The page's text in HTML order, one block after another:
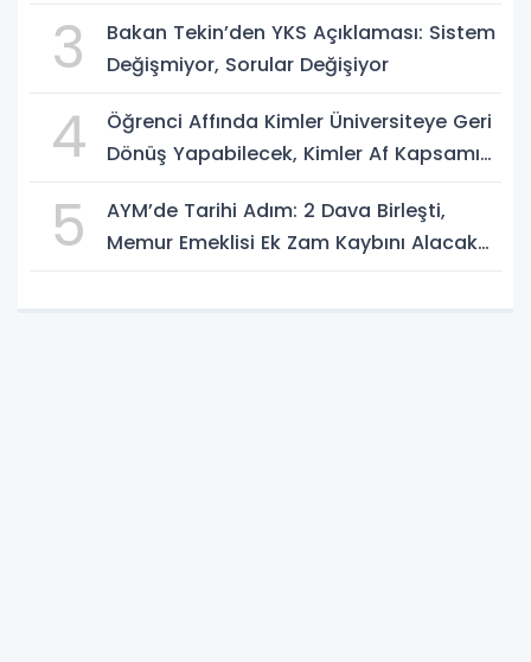
3
Bakan Tekin’den YKS Açıklaması: Sistem
Değişmiyor, Sorular Değişiyor
4
Öğrenci Affında Kimler Üniversiteye Geri
Dönüş Yapabilecek, Kimler Af Kapsamı
5
AYM’de Tarihi Adım: 2 Dava Birleşti,
Memur Emeklisi Ek Zam Kaybını Alacak